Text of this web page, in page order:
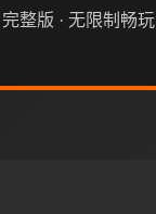
完整版 · 无限制畅玩